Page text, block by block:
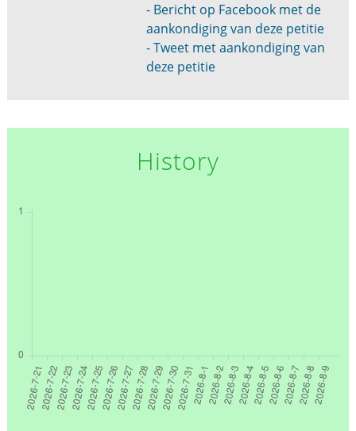
- Bericht op Facebook met de
aankondiging van deze petitie
- Tweet met aankondiging van
deze petitie
History